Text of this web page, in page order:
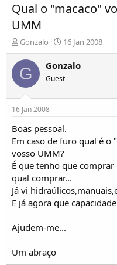
Qual o "macaco"
UMM
I
n
i
c
i
d
o
r
e
T
ó
p
c
o
Gonzalo
D
a
t
d
í
c
i
16 Jan 2008
G Gonzalo
Guest
16 Jan 2008
Boas pessoal.
Em caso de furo qual é o
vosso UMM?
É que tenho que
qual comprar...
Já vi
E já agora que
Ajudem-me...
Um abraço